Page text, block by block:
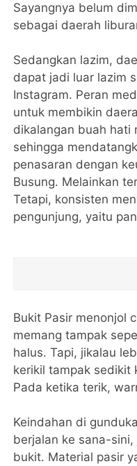
Sayangnya belum
sebagai daerah
Sedangkan lazim,
dapat jadi luar lazim
Instagram. Peran
untuk membikin
dikalangan buah hati
sehingga
penasaran dengan
Busung. Melainkan
Tetapi, konsisten
pengunjung, yaitu
Bukit Pasir menonjol
memang tampak
halus. Tapi, jikalau
kerikil tampak sedikit
Pada ketika terik,
Keindahan di
berjalan ke sana-
bukit. Material pasir